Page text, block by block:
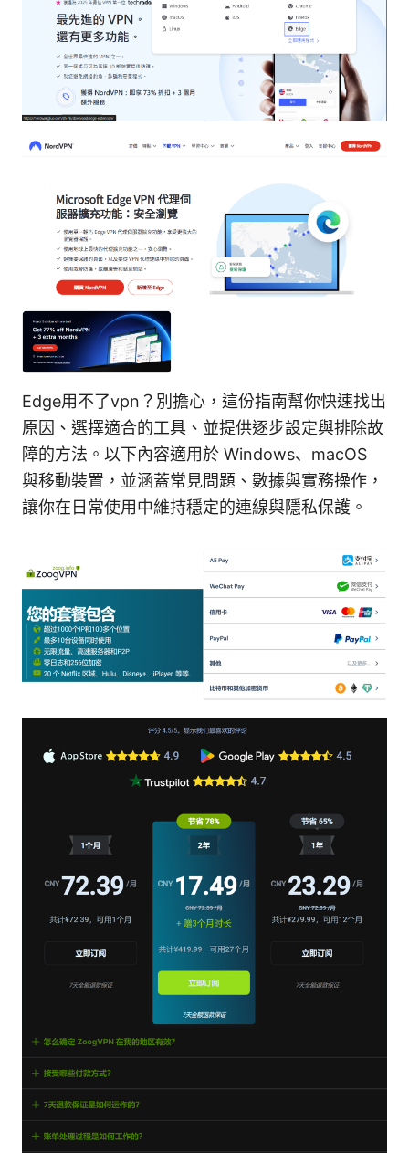
Edge用不了vpn？別擔心，這份指南幫你快速找出
原因、選擇適合的工具、並提供逐步設定與排除故
障的方法。以下內容適用於 Windows、macOS
與移動裝置，並涵蓋常見問題、數據與實務操作，
讓你在日常使用中維持穩定的連線與隱私保護。